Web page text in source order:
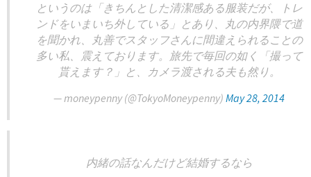
というのは「きちんとした清潔感ある服装だが、トレ
ンドをいまいち外している」とあり、丸の内界隈で道
を聞かれ、丸善でスタッフさんに間違えられることの
多い私、震えております。旅先で毎回の如く「撮って
貰えます？」と、カメラ渡される夫も然り。
— moneypenny (@TokyoMoneypenny) May 28, 2014
内緒の話なんだけど結婚するなら